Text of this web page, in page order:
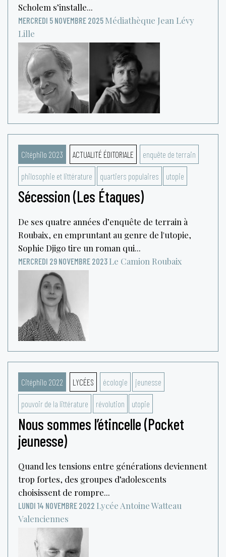
Scholem s’installe...
MERCREDI 5 NOVEMBRE 2025 Médiathèque Jean Lévy
Lille
Citéphilo 2023 ACTUALITÉ ÉDITORIALE enquête de terrain
philosophie et littérature quartiers populaires utopie
Sécession (Les Étaques)
De ses quatre années d’enquête de terrain à
Roubaix, en empruntant au genre de l'utopie,
Sophie Djigo tire un roman qui...
MERCREDI 29 NOVEMBRE 2023 Le Camion Roubaix
Citéphilo 2022 LYCÉES écologie jeunesse
pouvoir de la littérature révolution utopie
Nous sommes l’étincelle (Pocket
jeunesse)
Quand les tensions entre générations deviennent
trop fortes, des groupes d’adolescents
choisissent de rompre...
LUNDI 14 NOVEMBRE 2022 Lycée Antoine Watteau
Valenciennes